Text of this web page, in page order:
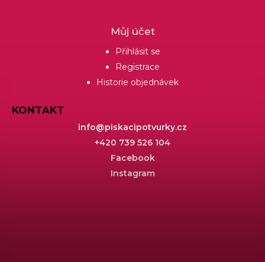
Můj účet
Přihlásit se
Registrace
Historie objednávek
KONTAKT
info@piskacipotvurky.cz
+420 739 526 104
Facebook
Instagram